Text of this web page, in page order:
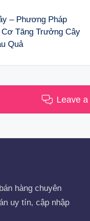
– Phương Pháp
Tăng Trưởng Cây
Quả
Leave
hàng chuyên
uy tín, cập nhập